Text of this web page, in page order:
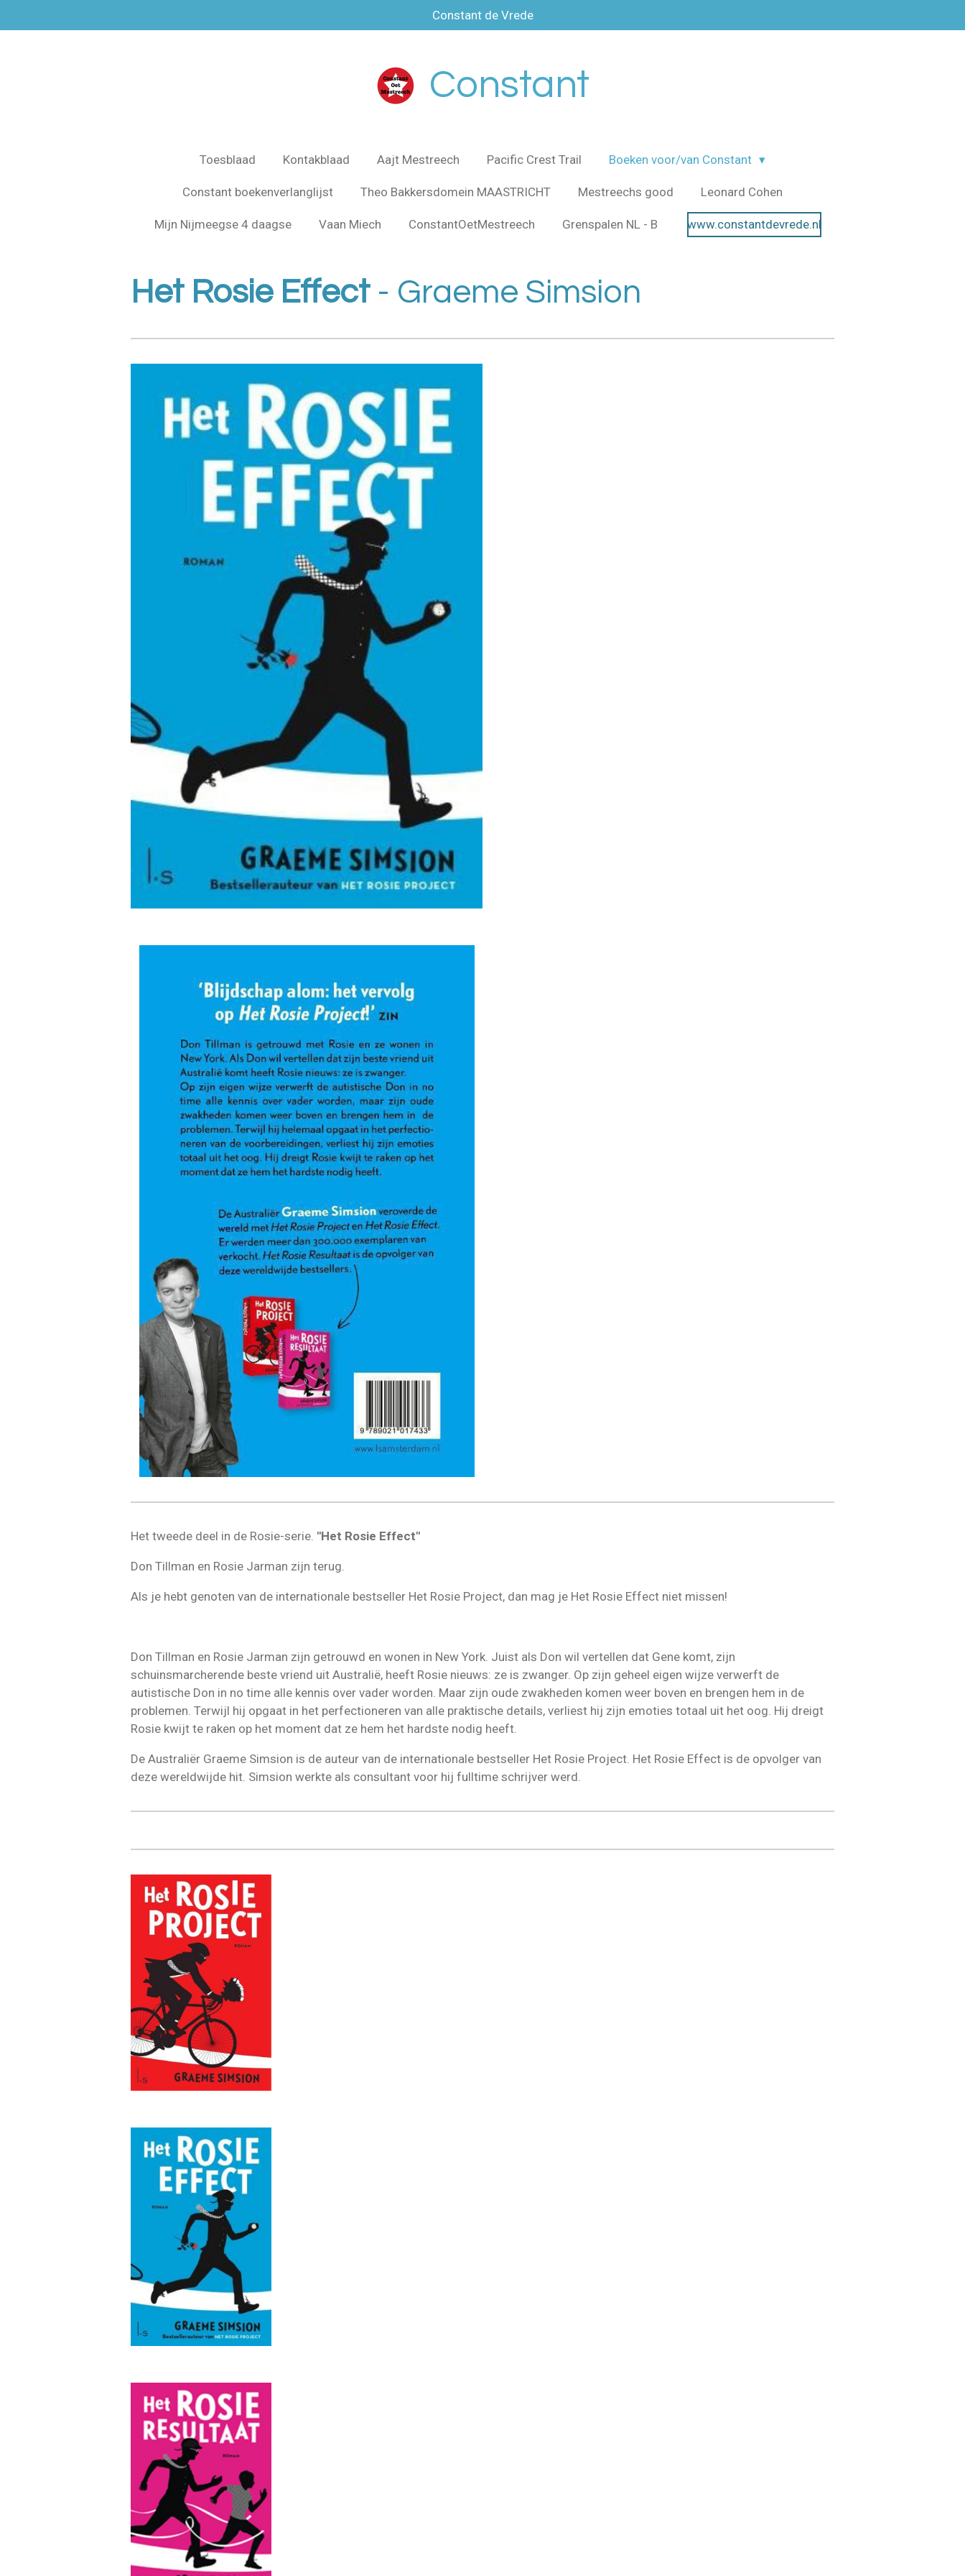
direct
Constant de Vrede
Constant
Toesblaad Kontakblaad Aajt Mestreech Pacific Crest Trail Boeken voor/van Constant
Constant boekenverlanglijst Theo Bakkersdomein MAASTRICHT Mestreechs good Leonard Cohen
Mijn Nijmeegse 4 daagse Vaan Miech ConstantOetMestreech Grenspalen NL - B www.constantdevrede.nl
Het Rosie Effect- Graeme Simsion
Het tweede deel in de Rosie-serie. "Het Rosie Effect"
Don Tillman en Rosie Jarman zijn terug.
Als je hebt genoten van de internationale bestseller Het Rosie Project, dan mag je Het Rosie Effect niet missen!
Don Tillman en Rosie Jarman zijn getrouwd en wonen in New York. Juist als Don wil vertellen dat Gene komt, zijn
schuinsmarcherende beste vriend uit Australië, heeft Rosie nieuws: ze is zwanger. Op zijn geheel eigen wijze verwerft de
autistische Don in no time alle kennis over vader worden. Maar zijn oude zwakheden komen weer boven en brengen hem in de
problemen. Terwijl hij opgaat in het perfectioneren van alle praktische details, verliest hij zijn emoties totaal uit het oog. Hij dreigt
Rosie kwijt te raken op het moment dat ze hem het hardste nodig heeft.
De Australiër Graeme Simsion is de auteur van de internationale bestseller Het Rosie Project. Het Rosie Effect is de opvolger van
deze wereldwijde hit. Simsion werkte als consultant voor hij fulltime schrijver werd.